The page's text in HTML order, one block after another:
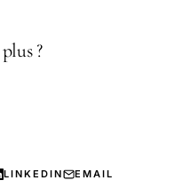
?
LINKEDIN EMAIL